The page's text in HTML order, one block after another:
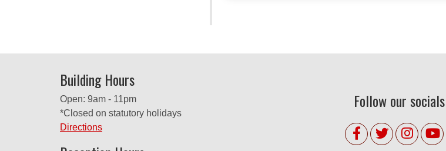
Building Hours
Open: 9am - 11pm
*Closed on statutory holidays
Directions
Follow our socials